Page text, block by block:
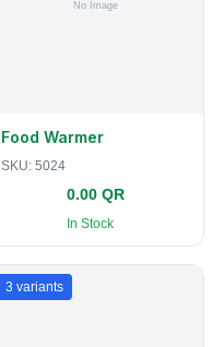
Food Warmer
SKU: 5024
0.00 QR
In Stock
3 variants